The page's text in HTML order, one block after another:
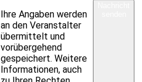
Ihre Angaben werden
an den Veranstalter
übermittelt und
vorübergehend
gespeichert. Weitere
Informationen, auch